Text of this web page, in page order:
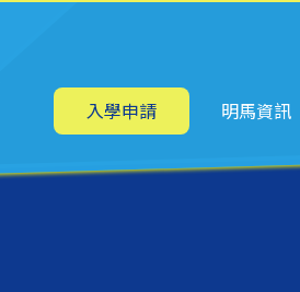
Main
入學申請 明馬資訊